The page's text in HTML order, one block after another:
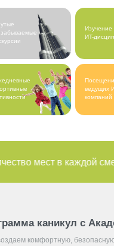
ведущих
компаний
Изучение
ИT-
в каждой смене
комфортную,
каникул с